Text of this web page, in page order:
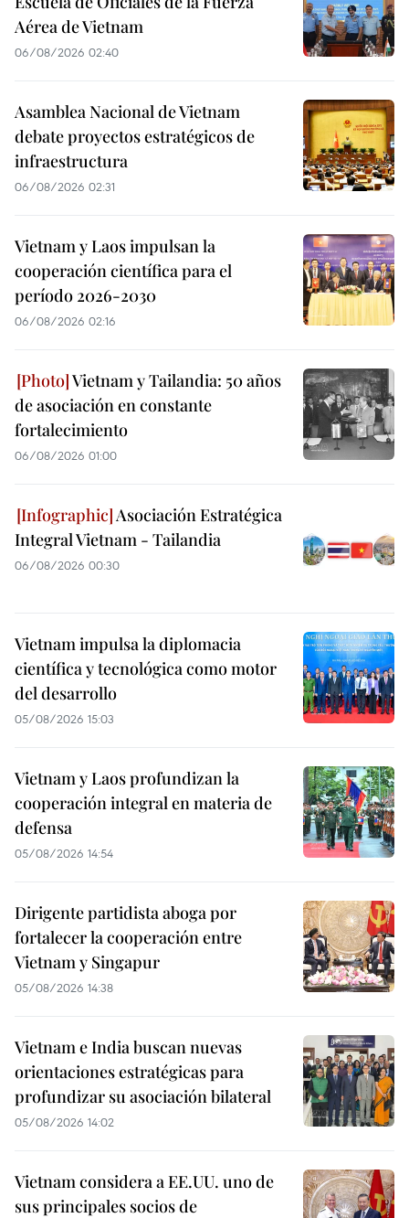
Aérea de Vietnam
06/08/2026 02:40
Asamblea Nacional de Vietnam
debate proyectos estratégicos de
infraestructura
06/08/2026 02:31
Vietnam y Laos impulsan la
cooperación científica para el
período 2026-2030
06/08/2026 02:16
Vietnam y Tailandia: 50 años
de asociación en constante
fortalecimiento
06/08/2026 01:00
Asociación Estratégica
Integral Vietnam - Tailandia
06/08/2026 00:30
Vietnam impulsa la diplomacia
científica y tecnológica como motor
del desarrollo
05/08/2026 15:03
Vietnam y Laos profundizan la
cooperación integral en materia de
defensa
05/08/2026 14:54
Dirigente partidista aboga por
fortalecer la cooperación entre
Vietnam y Singapur
05/08/2026 14:38
Vietnam e India buscan nuevas
orientaciones estratégicas para
profundizar su asociación bilateral
05/08/2026 14:02
Vietnam considera a EE.UU. uno de
sus principales socios de